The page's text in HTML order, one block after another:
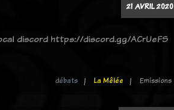
21 AVRIL 2020
discord https://discord.gg/ACrUeFS
débats La Mêlée Emissions